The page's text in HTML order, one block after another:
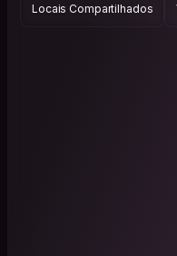
Locais Compartilhados